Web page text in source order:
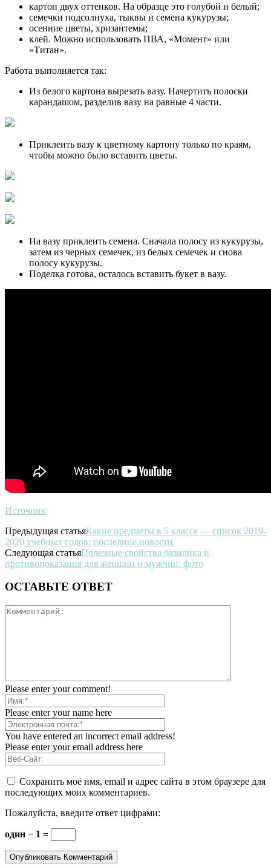
картон двух оттенков. На образце это голубой и белый;
семечки подсолнуха, тыквы и семена кукурузы;
осенние цветы, хризантемы;
клей. Можно использовать ПВА, «Момент» или
«Титан».
Работа выполняется так:
Из белого картона вырезать вазу. Начертить полоски
карандашом, разделив вазу на равные 4 части.
Приклеить вазу к цветному картону только по краям,
чтобы можно было вставить цветы.
На вазу приклеить семена. Сначала полосу из кукурузы,
затем из черных семечек, из белых семечек и снова
полосу кукурузы.
Поделка готова, осталось вставить букет в вазу.
Источник
Предыдущая статьяКакие предметы в 5 классе — список 2019-
2020 учебных годов: последние новости
Следующая статьяПолезные свойства базилика и
противопоказания для женщин и мужчин: фото
ОСТАВЬТЕ ОТВЕТ
Please enter your comment!
Please enter your name here
You have entered an incorrect email address!
Please enter your email address here
Сохранить моё имя, email и адрес сайта в этом браузере для
последующих моих комментариев.
Пожалуйста, введите ответ цифрами:
один − 1 =